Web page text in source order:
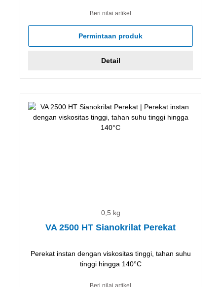
Beri nilai artikel
Permintaan produk
Detail
0,5 kg
VA 2500 HT Sianokrilat Perekat
Perekat instan dengan viskositas tinggi, tahan suhu
tinggi hingga 140°C
Beri nilai artikel